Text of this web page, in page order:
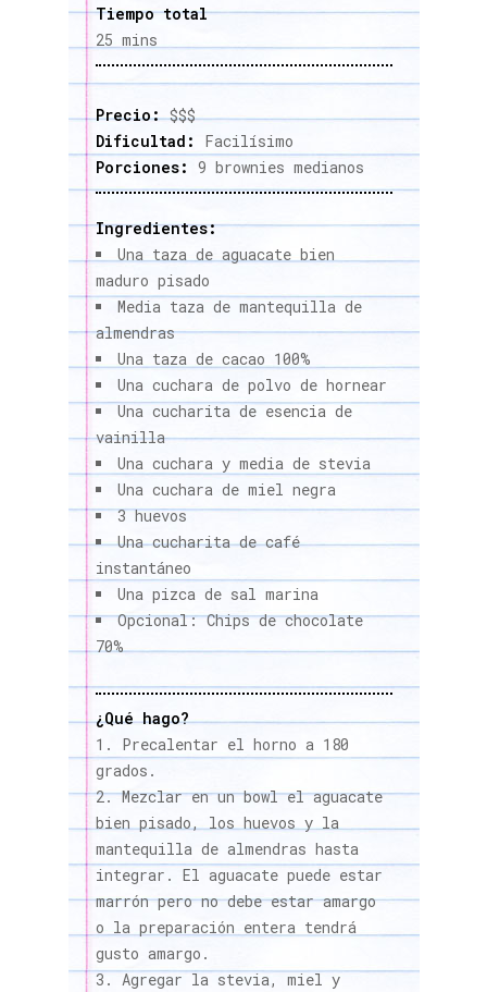
Tiempo total
25 mins
Precio:$$$
Dificultad:
Facilísimo
Porciones: 9 brownies medianos
Ingredientes:
Una taza de aguacate bien
maduro pisado
Media taza de mantequilla de
almendras
Una taza de cacao 100%
Una cuchara de polvo de hornear
Una cucharita de esencia de
vainilla
Una cuchara y media de stevia
Una cuchara de miel negra
3 huevos
Una cucharita de café
instantáneo
Una pizca de sal marina
Opcional: Chips de chocolate
70%
¿Qué hago?
Precalentar el horno a 180
grados.
Mezclar en un bowl el aguacate
bien pisado, los huevos y la
mantequilla de almendras hasta
integrar. El aguacate puede estar
marrón pero no debe estar amargo
o la preparación entera tendrá
gusto amargo.
Agregar la stevia, miel y